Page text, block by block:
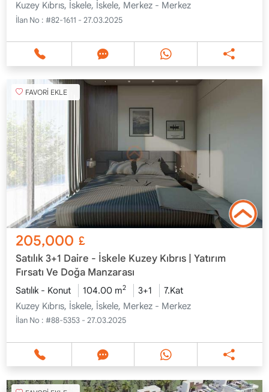
Kuzey Kıbrıs, İskele, İskele, Merkez - Merkez
İlan No : #82-1611 - 27.03.2025
FAVORİ EKLE
205,000 £
Satılık 3+1 Daire - İskele Kuzey Kıbrıs | Yatırım
Fırsatı Ve Doğa Manzarası
Satılık - Konut 104.00 m2 3+1
7.Kat
Kuzey Kıbrıs, İskele, İskele, Merkez - Merkez
İlan No : #88-5353 - 27.03.2025